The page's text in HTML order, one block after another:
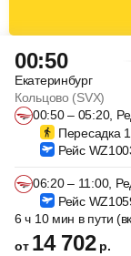
00:50
Екатеринбург
Кольцово (SVX)
00:50 – 05:20,
Пересадка
Рейс
06:20 – 11:00,
Рейс
6 ч 10 мин в пути
от 14 702 р.